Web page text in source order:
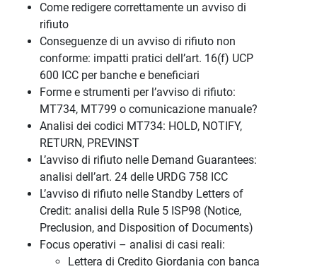
Come redigere correttamente un avviso di
rifiuto
Conseguenze di un avviso di rifiuto non
conforme: impatti pratici dell’art. 16(f) UCP
600 ICC per banche e beneficiari
Forme e strumenti per l’avviso di rifiuto:
MT734, MT799 o comunicazione manuale?
Analisi dei codici MT734: HOLD, NOTIFY,
RETURN, PREVINST
L’avviso di rifiuto nelle Demand Guarantees:
analisi dell’art. 24 delle URDG 758 ICC
L’avviso di rifiuto nelle Standby Letters of
Credit: analisi della Rule 5 ISP98 (Notice,
Preclusion, and Disposition of Documents)
Focus operativi – analisi di casi reali:
Lettera di Credito Giordania con banca